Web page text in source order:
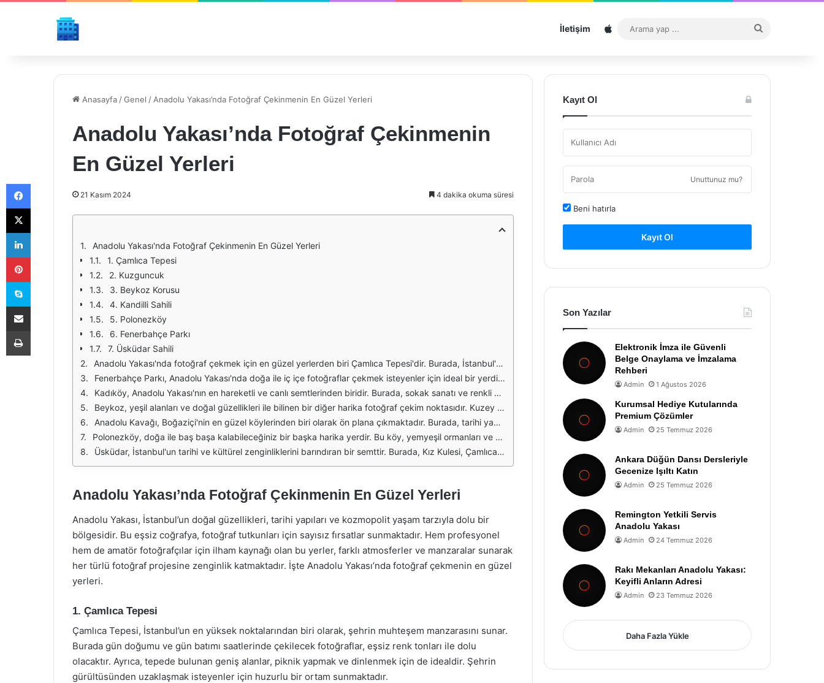
İletişim Sitemap
...
Anasayfa /Genel / Anadolu Yakası’nda Fotoğraf Çekinmenin En Güzel Yerleri
Anadolu Yakası’nda Fotoğraf Çekinmenin
En Güzel Yerleri
21 Kasım 2024 4 dakika okuma süresi
Anadolu Yakası'nda Fotoğraf Çekinmenin En Güzel Yerleri
1. Çamlıca Tepesi
2. Kuzguncuk
3. Beykoz Korusu
4. Kandilli Sahili
5. Polonezköy
6. Fenerbahçe Parkı
7. Üsküdar Sahili
Anadolu Yakası'nda fotoğraf çekmek için en güzel yerlerden biri Çamlıca Tepesi'dir. Burada, İstanbul'un muhteşem siluetini ve boğaz manzarasını yakalayabilirsiniz. Özellikle gün batımında, gökyüzünün renkleriyle birleşen İstanbul'un ışıkları, harika kareler elde etmenizi sağlar. Çamlıca Tepesi, hem yerli hem de yabancı turistler için popüler bir destinasyon olduğu için, kalabalık saatlerden kaçınarak daha sakin zamanlarda fotoğraf çekmek daha iyi sonuçlar verebilir.
Fenerbahçe Parkı, Anadolu Yakası'nda doğa ile iç içe fotoğraflar çekmek isteyenler için ideal bir yerdir. Ağaçlar, çiçekler ve deniz manzarası ile dolu bu park, her mevsim farklı renkler sunar. Özellikle bahar aylarında açan çiçekler, fotoğraf karelerinizi renklendirecek unsurlar arasında yer alır. Ayrıca, parkın içinde bulunan yürüyüş yolları ve gölet de güzel kompozisyonlar oluşturmanıza yardımcı olacaktır.
Kadıköy, Anadolu Yakası'nın en hareketli ve canlı semtlerinden biridir. Burada, sokak sanatı ve renkli binalar sayesinde ilginç fotoğraflar çekebilirsiniz. Kadıköy Çarşısı, hareketli atmosferi ve farklı dükkanlarıyla dikkat çekerken, Moda Sahili'nde deniz ile birlikte muhteşem manzaralar yakalayabilirsiniz. Özellikle akşam saatlerinde, güneşin batışı ile birlikte Kadıköy'ün renkli ışıkları harika bir arka plan oluşturur.
Beykoz, yeşil alanları ve doğal güzellikleri ile bilinen bir diğer harika fotoğraf çekim noktasıdır. Kuzey Ormanları'na yakınlığı sayesinde, doğanın en güzel halini yakalayabileceğiniz birçok alan sunmaktadır. Aynı zamanda, Beykoz Korusu'nda yer alan göletler ve yürüyüş yolları, fotoğraf makinenizle keşfetmeniz gereken yerler arasında. Özellikle sonbahar aylarında yaprakların renk değiştirmesi, büyüleyici kareler elde etmenizi sağlayacaktır.
Anadolu Kavağı, Boğaziçi'nin en güzel köylerinden biri olarak ön plana çıkmaktadır. Burada, tarihi yapılar, deniz manzarası ve doğal güzellikler bir araya gelir. Kavağın tepe noktasında bulunan Yoros Kalesi, hem tarihi bir mekan hem de eşsiz bir manzara sunar. Buradan çekilen fotoğraflar, hem yerel halkın hem de turistlerin ilgisini çekecek özelliklere sahiptir. Özellikle yaz aylarında deniz ve doğanın birleşimi, muhteşem kareler elde etmenizi sağlar.
Polonezköy, doğa ile baş başa kalabileceğiniz bir başka harika yerdir. Bu köy, yemyeşil ormanları ve doğal güzellikleri ile ünlüdür. Polonezköy Tabiat Parkı, kuş sesleri eşliğinde yürüyüş yaparken fotoğraf çekmek için ideal bir ortam sunar. Güneşin doğuşu ya da batışı sırasında, ormanlık alanda çekilen fotoğraflar, doğanın huzurunu yansıtan harika kareler oluşturur.
Üsküdar, İstanbul'un tarihi ve kültürel zenginliklerini barındıran bir semttir. Burada, Kız Kulesi, Çamlıca Camii gibi önemli yapıları fotoğraflayarak İstanbul'un tarihini yansıtabilirsiniz. Üsküdar Sahili, özellikle akşam saatlerinde, Kız Kulesi'nin arka planda yer aldığı muhteşem manzara ile dolup taşar. Ayrıca, sahil boyunca yer alan çiçekler ve ağaçlar, fotoğraflarınıza doğal bir dokunuş katacaktır.
Anadolu Yakası’nda Fotoğraf Çekinmenin En Güzel Yerleri
Anadolu Yakası, İstanbul’un doğal güzellikleri, tarihi yapıları ve kozmopolit yaşam tarzıyla dolu bir
bölgesidir. Bu eşsiz coğrafya, fotoğraf tutkunları için sayısız fırsatlar sunmaktadır. Hem profesyonel
hem de amatör fotoğrafçılar için ilham kaynağı olan bu yerler, farklı atmosferler ve manzaralar sunarak
her türlü fotoğraf projesine zenginlik katmaktadır. İşte Anadolu Yakası’nda fotoğraf çekmenin en güzel
yerleri.
1. Çamlıca Tepesi
Çamlıca Tepesi, İstanbul’un en yüksek noktalarından biri olarak, şehrin muhteşem manzarasını sunar.
Burada gün doğumu ve gün batımı saatlerinde çekilecek fotoğraflar, eşsiz renk tonları ile dolu
olacaktır. Ayrıca, tepede bulunan geniş alanlar, piknik yapmak ve dinlenmek için de idealdir. Şehrin
gürültüsünden uzaklaşmak isteyenler için huzurlu bir ortam sunmaktadır.
Kayıt Ol
Unuttunuz mu?
Beni hatırla
Kayıt Ol
Son Yazılar
Elektronik İmza ile Güvenli
Belge Onaylama ve İmzalama
Rehberi
Admin 1 Ağustos 2026
Kurumsal Hediye Kutularında
Premium Çözümler
Admin 25 Temmuz 2026
Ankara Düğün Dansı Dersleriyle
Gecenize Işıltı Katın
Admin 25 Temmuz 2026
Remington Yetkili Servis
Anadolu Yakası
Admin 24 Temmuz 2026
Rakı Mekanları Anadolu Yakası:
Keyifli Anların Adresi
Admin 23 Temmuz 2026
Daha Fazla Yükle
Facebook
X
LinkedIn
Pinterest
Skype
E-Posta ile paylaş